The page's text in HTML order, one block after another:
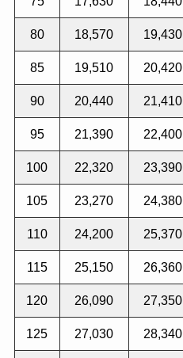
80 18,570 19,430
85 19,510 20,420
90 20,440 21,410
95 21,390 22,400
100 22,320 23,390
105 23,270 24,380
110 24,200 25,370
115 25,150 26,360
120 26,090 27,350
125 27,030 28,340